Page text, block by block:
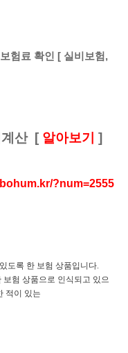
험료 확인 [ 실비보험,
산[ 알아보기 ]
?num=2555
도록 한 보험 상품입니다.
험 상품으로 인식되고 있으
적이 있는